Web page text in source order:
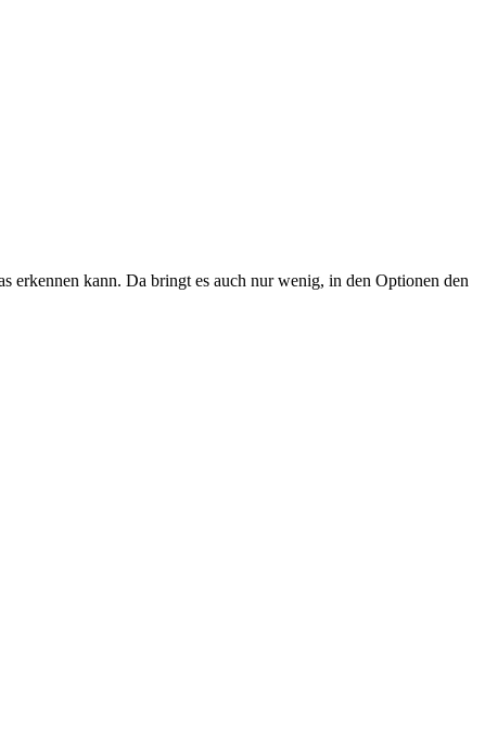
erkennen kann. Da bringt es auch nur wenig, in den Optionen den